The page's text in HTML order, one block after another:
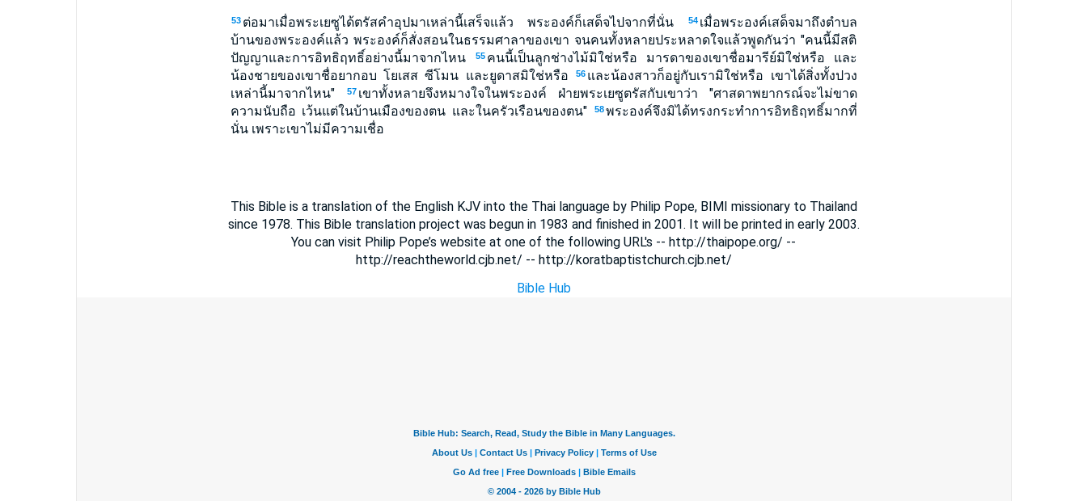
53 ต่อมาเมื่อพระเยซูได้ตรัสคำอุปมาเหล่านี้เสร็จแล้ว พระองค์ก็เสด็จไปจากที่นั่น 54 เมื่อพระองค์เสด็จมาถึงตำบล
บ้านของพระองค์แล้ว พระองค์ก็สั่งสอนในธรรมศาลาของเขา จนคนทั้งหลายประหลาดใจแล้วพูดกันว่า "คนนี้มีสติ
ปัญญาและการอิทธิฤทธิ์อย่างนี้มาจากไหน
55 คนนี้เป็นลูกช่างไม้มิใช่หรือ มารดาของเขาชื่อมารีย์มิใช่หรือ และ
น้องชายของเขาชื่อยากอบ โยเสส ซีโมน และยูดาสมิใช่หรือ
56 และน้องสาวก็อยู่กับเรามิใช่หรือ เขาได้สิ่งทั้งปวง
เหล่านี้มาจากไหน"
57 เขาทั้งหลายจึงหมางใจในพระองค์ ฝ่ายพระเยซูตรัสกับเขาว่า "ศาสดาพยากรณ์จะไม่ขาด
ความนับถือ เว้นแต่ในบ้านเมืองของตน และในครัวเรือนของตน"
58 พระองค์จึงมิได้ทรงกระทำการอิทธิฤทธิ์มากที่
นั่น เพราะเขาไม่มีความเชื่อ
This Bible is a translation of the English KJV into the Thai language by Philip Pope, BIMI missionary to Thailand
since 1978. This Bible translation project was begun in 1983 and finished in 2001. It will be printed in early 2003.
You can visit Philip Pope’s website at one of the following URL's -- http://thaipope.org/ --
http://reachtheworld.cjb.net/ -- http://koratbaptistchurch.cjb.net/
Bible Hub